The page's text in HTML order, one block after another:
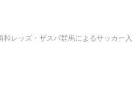
レッズ・ザスパ群馬によるサッカー